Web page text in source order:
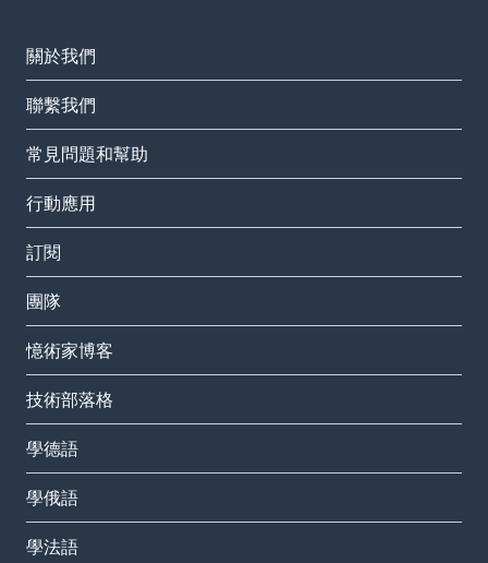
關於我們
聯繫我們
常見問題和幫助
行動應用
訂閱
團隊
憶術家博客
技術部落格
學德語
學俄語
學法語